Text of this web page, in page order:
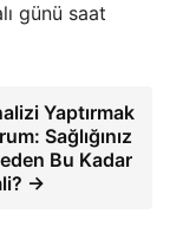
günü saat
Yaptırmak
Sağlığınız
Bu Kadar
→